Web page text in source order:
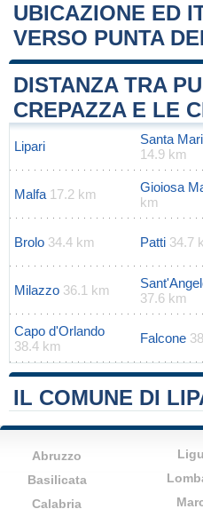
UBICAZIONE ED
VERSO PUNTA
+
−
Leaflet|
DISTANZA TRA
CREPAZZA E LE
Lipari
Santa
14.9 km
Malfa 17.2 km Gioiosa
km
Brolo 34.4 km Patti 34.7
Milazzo 36.1 km
37.6 km
Capo d'Orlando
38.4 km
Falcone
IL COMUNE DI
Abruzzo
Basilicata
Calabria